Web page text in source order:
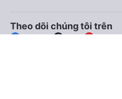
Theo dõi chúng tôi trên
Facebook Tiktok Youtube